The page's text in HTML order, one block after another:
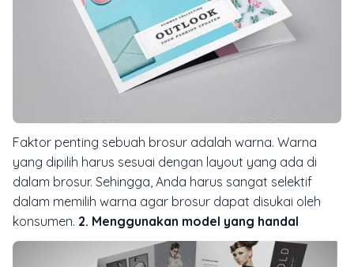
Faktor penting sebuah brosur adalah warna. Warna
yang dipilih harus sesuai dengan layout yang ada di
dalam brosur. Sehingga, Anda harus sangat selektif
dalam memilih warna agar brosur dapat disukai oleh
konsumen. 2. Menggunakan model yang handal